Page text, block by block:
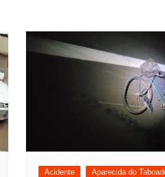
Acidente Aparecida do